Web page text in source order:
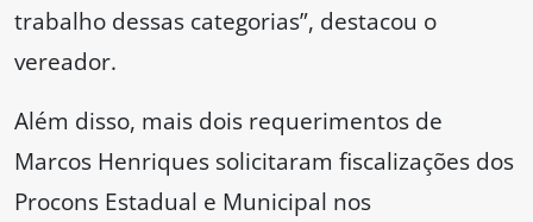
trabalho dessas categorias”, destacou o
vereador.
Além disso, mais dois requerimentos de
Marcos Henriques solicitaram fiscalizações dos
Procons Estadual e Municipal nos